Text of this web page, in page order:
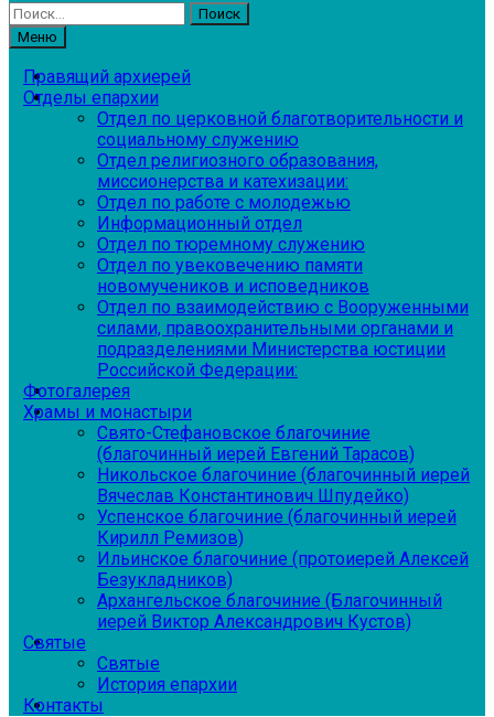
Найти:
Меню
Правящий архиерей
Отделы епархии
Отдел по церковной благотворительности и
социальному служению
Отдел религиозного образования,
миссионерства и катехизации:
Отдел по работе с молодежью
Информационный отдел
Отдел по тюремному служению
Отдел по увековечению памяти
новомучеников и исповедников
Отдел по взаимодействию с Вооруженными
силами, правоохранительными органами и
подразделениями Министерства юстиции
Российской Федерации:
Фотогалерея
Храмы и монастыри
Свято-Стефановское благочиние
(благочинный иерей Евгений Тарасов)
Никольское благочиние (благочинный иерей
Вячеслав Константинович Шпудейко)
Успенское благочиние (благочинный иерей
Кирилл Ремизов)
Ильинское благочиние (протоиерей Алексей
Безукладников)
Архангельское благочиние (Благочинный
иерей Виктор Александрович Кустов)
Святые
Святые
История епархии
Контакты